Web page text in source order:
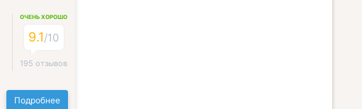
ОЧЕНЬ ХОРОШО
9.1/10
195 отзывов
Подробнее